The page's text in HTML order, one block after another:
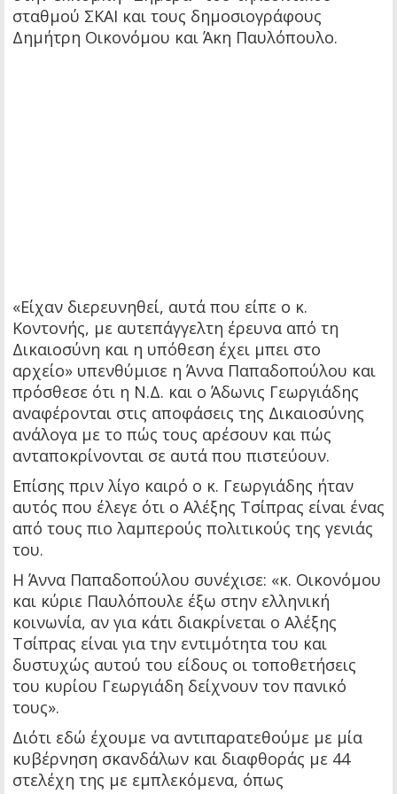
σταθμού ΣΚΑΙ και τους δημοσιογράφους
Δημήτρη Οικονόμου και Άκη Παυλόπουλο.
«Είχαν διερευνηθεί, αυτά που είπε ο κ.
Κοντονής, με αυτεπάγγελτη έρευνα από τη
Δικαιοσύνη και η υπόθεση έχει μπει στο
αρχείο» υπενθύμισε η Άννα Παπαδοπούλου και
πρόσθεσε ότι η Ν.Δ. και ο Άδωνις Γεωργιάδης
αναφέρονται στις αποφάσεις της Δικαιοσύνης
ανάλογα με το πώς τους αρέσουν και πώς
ανταποκρίνονται σε αυτά που πιστεύουν.
Επίσης πριν λίγο καιρό ο κ. Γεωργιάδης ήταν
αυτός που έλεγε ότι ο Αλέξης Τσίπρας είναι ένας
από τους πιο λαμπερούς πολιτικούς της γενιάς
του.
Η Άννα Παπαδοπούλου συνέχισε: «κ. Οικονόμου
και κύριε Παυλόπουλε έξω στην ελληνική
κοινωνία, αν για κάτι διακρίνεται ο Αλέξης
Τσίπρας είναι για την εντιμότητα του και
δυστυχώς αυτού του είδους οι τοποθετήσεις
του κυρίου Γεωργιάδη δείχνουν τον πανικό
τους».
Διότι εδώ έχουμε να αντιπαρατεθούμε με μία
κυβέρνηση σκανδάλων και διαφθοράς με 44
στελέχη της με εμπλεκόμενα, όπως